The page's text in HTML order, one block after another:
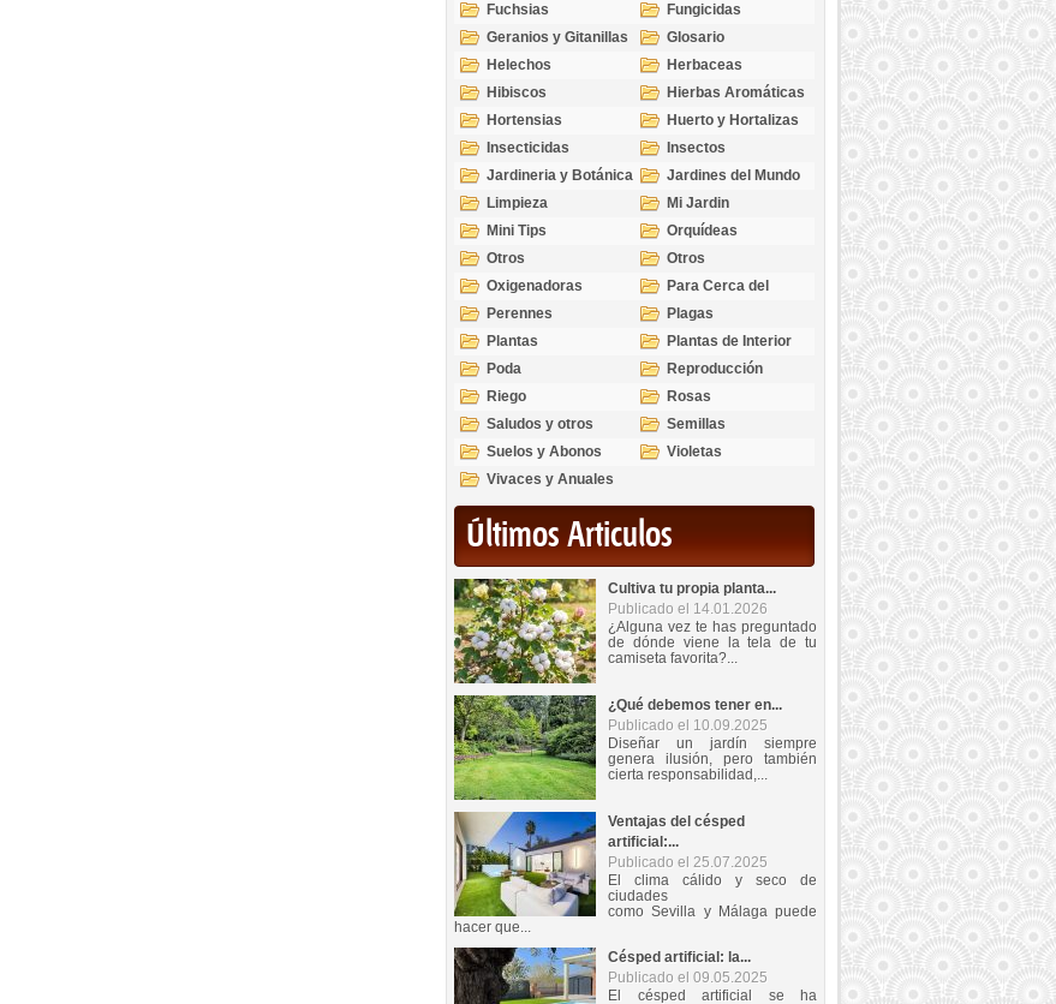
Fuchsias
Fungicidas
Geranios y Gitanillas
Glosario
Helechos
Herbaceas
Hibiscos
Hierbas Aromáticas
Hortensias
Huerto y Hortalizas
Insecticidas
Insectos
Jardineria y Botánica
Jardines del Mundo
Limpieza
Mi Jardin
Mini Tips
Orquídeas
Otros
Otros
Oxigenadoras
Para Cerca del
Estanque
Perennes
Plagas
Plantas
Plantas de Interior
Poda
Reproducción
Riego
Rosas
Saludos y otros
temas
Semillas
Suelos y Abonos
Violetas
Vivaces y Anuales
Últimos Articulos
Cultiva tu propia planta...
Publicado el 14.01.2026
¿Alguna vez te has preguntado
de dónde viene la tela de tu
camiseta favorita?...
¿Qué debemos tener en...
Publicado el 10.09.2025
Diseñar un jardín siempre
genera ilusión, pero también
cierta responsabilidad,...
Ventajas del césped
artificial:...
Publicado el 25.07.2025
El clima cálido y seco de
ciudades
como Sevilla y Málaga puede
hacer que...
Césped artificial: la...
Publicado el 09.05.2025
El césped artificial se ha